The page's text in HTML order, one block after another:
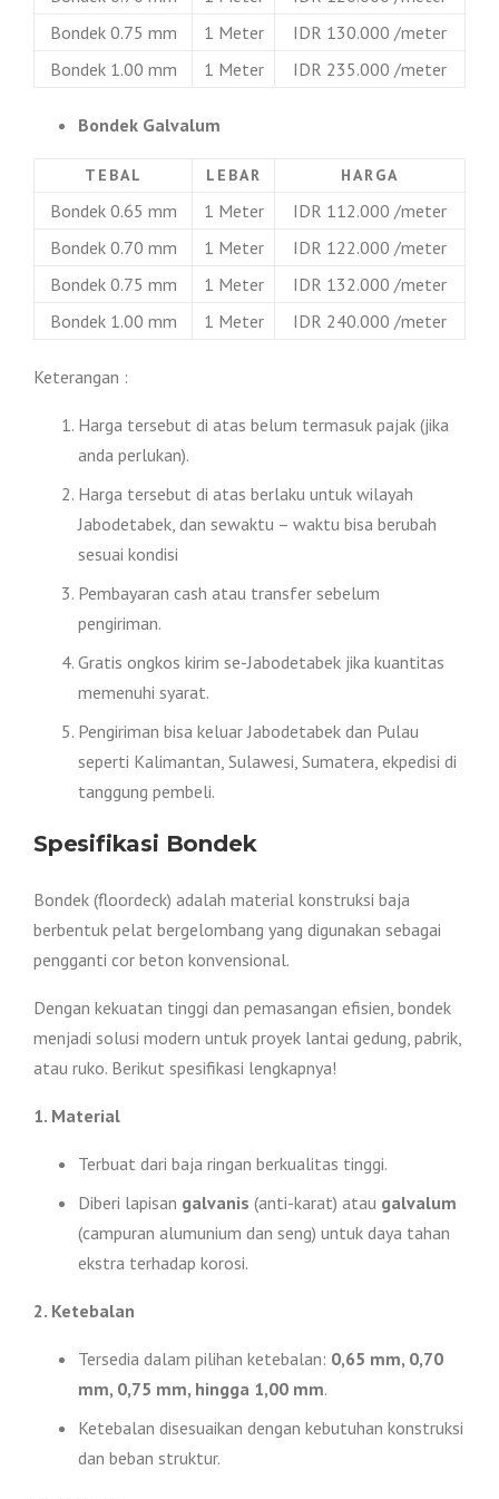
Bondek 0.75 mm
1 Meter
IDR 130.000 /meter
Bondek 1.00 mm
1 Meter IDR 235.000 /meter
Bondek Galvalum
TEBAL LEBAR HARGA
Bondek 0.65 mm 1 Meter
IDR 112.000 /meter
Bondek 0.70 mm
1 Meter
IDR 122.000 /meter
Bondek 0.75 mm
1 Meter
IDR 132.000 /meter
Bondek 1.00 mm
1 Meter IDR 240.000 /meter
Keterangan :
Harga tersebut di atas belum termasuk pajak (jika
anda perlukan).
Harga tersebut di atas berlaku untuk wilayah
Jabodetabek, dan sewaktu – waktu bisa berubah
sesuai kondisi
Pembayaran cash atau transfer sebelum
pengiriman.
Gratis ongkos kirim se-Jabodetabek jika kuantitas
memenuhi syarat.
Pengiriman bisa keluar Jabodetabek dan Pulau
seperti Kalimantan, Sulawesi, Sumatera, ekpedisi di
tanggung pembeli.
Spesifikasi Bondek
Bondek (floordeck) adalah material konstruksi baja
berbentuk pelat bergelombang yang digunakan sebagai
pengganti cor beton konvensional.
Dengan kekuatan tinggi dan pemasangan efisien, bondek
menjadi solusi modern untuk proyek lantai gedung, pabrik,
atau ruko. Berikut spesifikasi lengkapnya!
1. Material
Terbuat dari baja ringan berkualitas tinggi.
Diberi lapisan galvanis (anti-karat) atau galvalum
(campuran alumunium dan seng) untuk daya tahan
ekstra terhadap korosi.
2. Ketebalan
Tersedia dalam pilihan ketebalan: 0,65 mm, 0,70
mm, 0,75 mm, hingga 1,00 mm.
Ketebalan disesuaikan dengan kebutuhan konstruksi
dan beban struktur.